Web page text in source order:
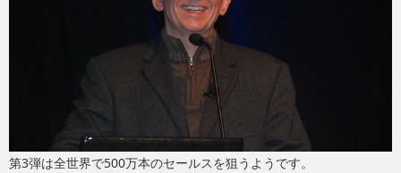
第3弾は全世界で500万本のセールスを狙うようです。